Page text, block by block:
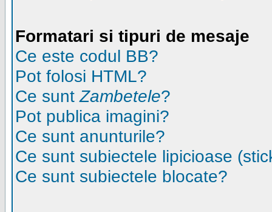
Formatari si tipuri de mesaje
Ce este codul BB?
Pot folosi HTML?
Ce suntZambetele?
Pot publica imagini?
Ce sunt anunturile?
Ce sunt subiectele lipicioase
Ce sunt subiectele blocate?